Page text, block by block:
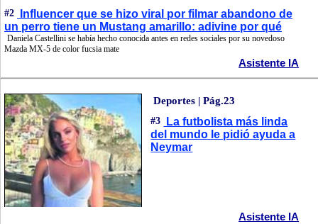
#2
Influencer que se hizo viral por filmar abandono de
un perro tiene un Mustang amarillo: adivine por qué
Daniela Castellini se había hecho conocida antes en redes sociales por su novedoso
Mazda MX-5 de color fucsia mate
Asistente IA
Deportes | Pág.23
#3
La futbolista más linda
del mundo le pidió ayuda a
Neymar
Asistente IA